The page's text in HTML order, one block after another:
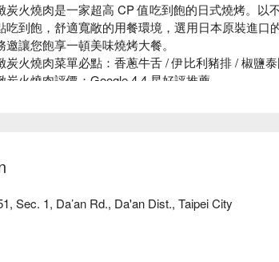
炭火燒肉是一家超高 CP 值吃到飽的日式燒烤。以
吃到飽，舒適寬敞的用餐環境，選用日本原裝進口
邀讓您飽享一頓美味燒烤大餐。
炭火燒肉菜單必點：香蔥牛舌 / 伊比利豬排 / 椒鹽泰
炭火燒肉評價：Google 4.4 星好評推薦
Sec. 1, Da’an Rd., Da'an Dist., Taipei City